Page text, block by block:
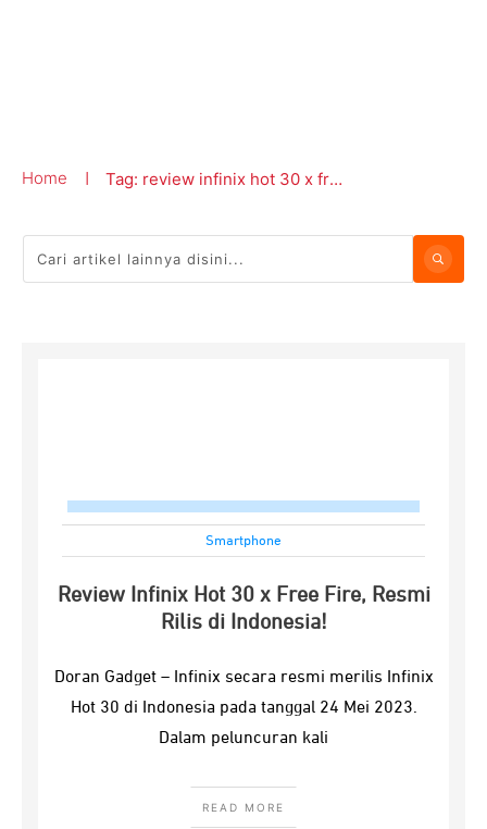
Home Tag: review infinix hot 30 x free fire
Smartphone
Review Infinix Hot 30 x Free Fire, Resmi
Rilis di Indonesia!
Doran Gadget – Infinix secara resmi merilis Infinix
Hot 30 di Indonesia pada tanggal 24 Mei 2023.
Dalam peluncuran kali
READ MORE